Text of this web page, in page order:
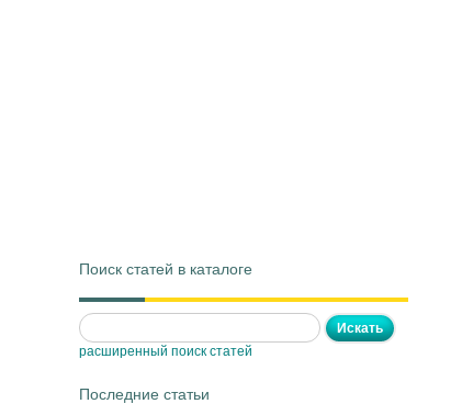
Поиск статей в каталоге
расширенный поиск статей
Последние статьи